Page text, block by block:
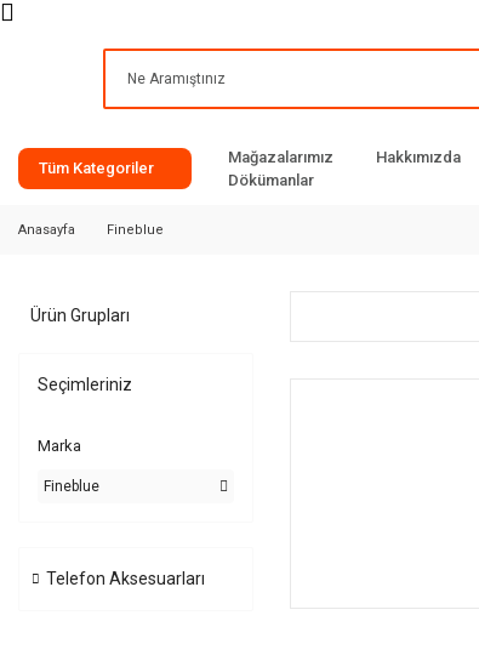
Tüm Kategoriler
Mağazalarımız Hakkımızda
Dökümanlar
Anasayfa Fineblue
Ürün Grupları
Seçimleriniz
Marka
Fineblue
Telefon Aksesuarları